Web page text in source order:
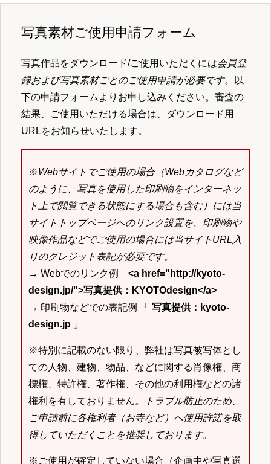
写真素材ご使用申請フォーム
写真作品をダウンロード/ご使用いただくには会員登
録および写真素材ごとのご使用申請が必要です。以
下の申請フォームよりお申し込みください。審査の
結果、ご使用いただける場合は、ダウンロード用
URLをお知らせいたします。
※Webサイトでご使用の場合（Webカタログなど
のように、写真を使用した印刷物をインターネッ
ト上で閲覧できる状態にする場合も含む）には当
サイトトップページへのリンク設置を、印刷物や
映像作品などでご使用の場合には当サイトURL入
りのクレジット表記が必要です。
→ Webでのリンク例 <a href="http://kyoto-
design.jp/">写真提供：KYOTOdesign</a>
→ 印刷物などでの表記例 「 写真提供：kyoto-
design.jp 」
※特別に記載のない限り、弊社は写真被写体とし
ての人物、建物、物品、などに関する肖像権、商
標権、特許権、著作権、その他の利用権などの諸
権利を有しておりません。
トラブル防止のため、
ご申請前に各権利者（お寺など）へ使用許諾を取
得していただくことを推奨しております。
※ご使用が確定していない場合（企画中や写真選